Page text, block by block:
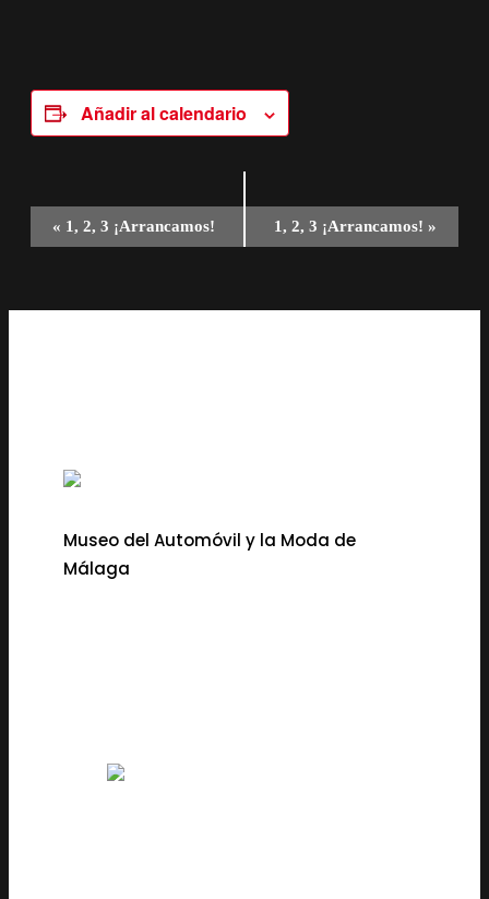
Añadir al calendario
Navegación
Evento
« 1, 2, 3 ¡Arrancamos! 1, 2, 3 ¡Arrancamos! »
Museo del Automóvil y la Moda de
Málaga